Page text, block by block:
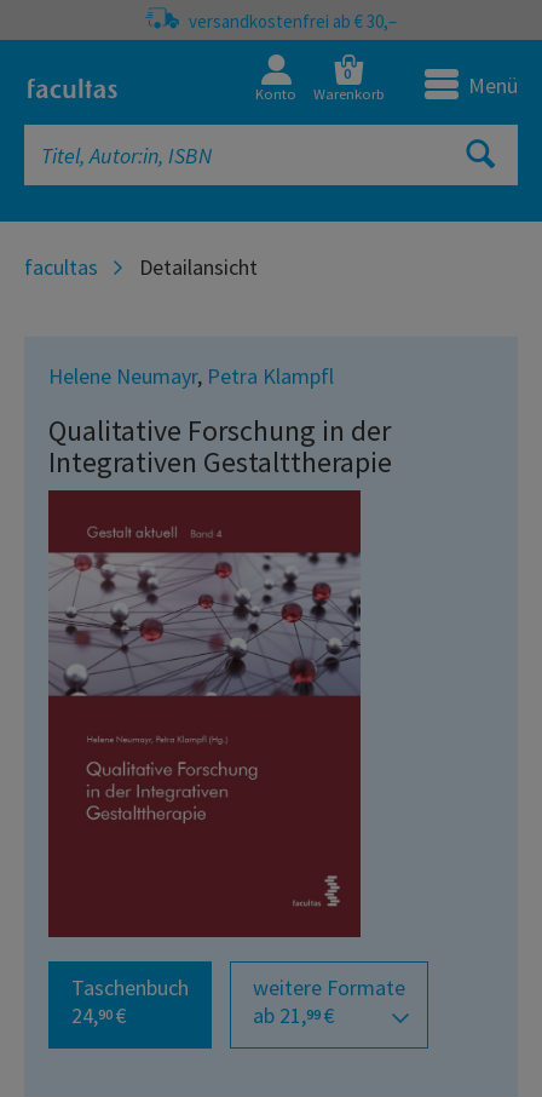
versandkostenfrei ab € 30,–
Konto
0
Warenkorb Menü
facultas Detailansicht
Helene Neumayr, Petra Klampfl
Qualitative Forschung in der
Integrativen Gestalttherapie
Taschenbuch
24,90 €
weitere Formate
ab 21,99 €